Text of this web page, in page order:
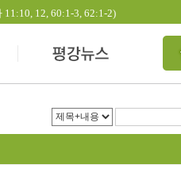
12, 60:1-3, 62:1-2)